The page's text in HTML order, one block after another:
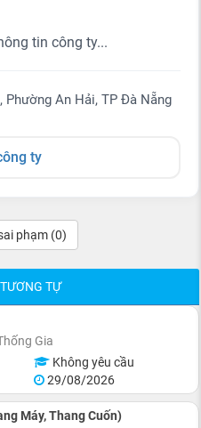
tin công ty...
Phường An Hải, TP Đà Nẵng
ty
phạm (0)
TỰ
Gia
Không yêu cầu
29/08/2026
Máy, Thang Cuốn)